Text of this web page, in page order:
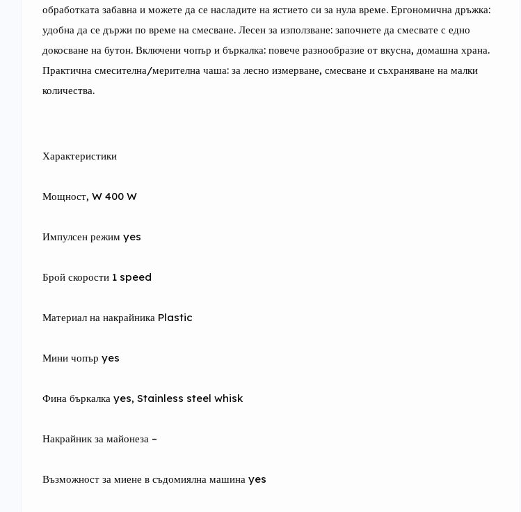
обработката забавна и можете да се насладите на ястието си за нула време. Ергономична дръжка:
удобна да се държи по време на смесване. Лесен за използване: започнете да смесвате с едно
докосване на бутон. Включени чопър и бъркалка: повече разнообразие от вкусна, домашна храна.
Практична смесителна/мерителна чаша: за лесно измерване, смесване и съхраняване на малки
количества.
Характеристики
Мощност, W 400 W
Импулсен режим yes
Брой скорости 1 speed
Материал на накрайника Plastic
Мини чопър yes
Фина бъркалка yes, Stainless steel whisk
Накрайник за майонеза –
Възможност за миене в съдомиялна машина yes